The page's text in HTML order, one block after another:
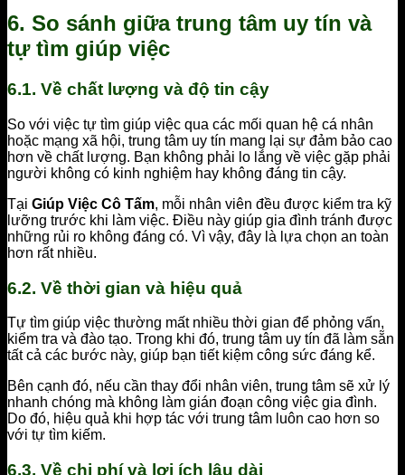
6. So sánh giữa trung tâm uy tín và
tự tìm giúp việc
6.1. Về chất lượng và độ tin cậy
So với việc tự tìm giúp việc qua các mối quan hệ cá nhân
hoặc mạng xã hội, trung tâm uy tín mang lại sự đảm bảo cao
hơn về chất lượng. Bạn không phải lo lắng về việc gặp phải
người không có kinh nghiệm hay không đáng tin cậy.
Tại Giúp Việc Cô Tấm, mỗi nhân viên đều được kiểm tra kỹ
lưỡng trước khi làm việc. Điều này giúp gia đình tránh được
những rủi ro không đáng có. Vì vậy, đây là lựa chọn an toàn
hơn rất nhiều.
6.2. Về thời gian và hiệu quả
Tự tìm giúp việc thường mất nhiều thời gian để phỏng vấn,
kiểm tra và đào tạo. Trong khi đó, trung tâm uy tín đã làm sẵn
tất cả các bước này, giúp bạn tiết kiệm công sức đáng kể.
Bên cạnh đó, nếu cần thay đổi nhân viên, trung tâm sẽ xử lý
nhanh chóng mà không làm gián đoạn công việc gia đình.
Do đó, hiệu quả khi hợp tác với trung tâm luôn cao hơn so
với tự tìm kiếm.
6.3. Về chi phí và lợi ích lâu dài